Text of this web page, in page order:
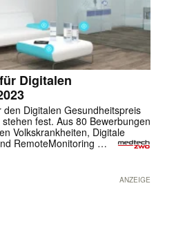
Digitalen
Digitalen Gesundheitspreis
fest. Aus 80 Bewerbungen
Volkskrankheiten, Digitale
RemoteMonitoring …
ANZEIGE